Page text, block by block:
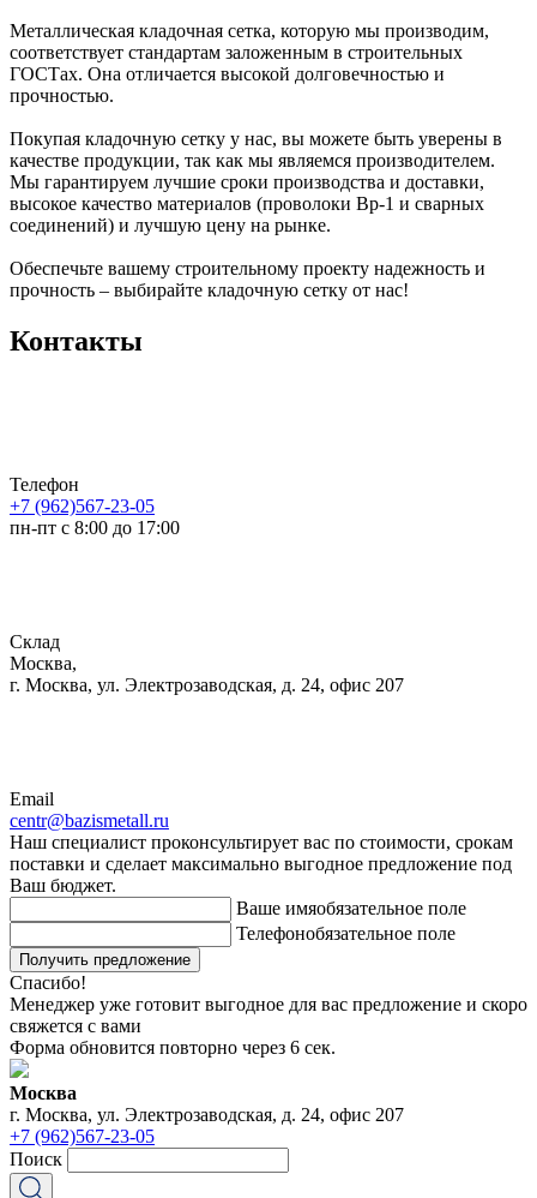
Металлическая кладочная сетка, которую мы производим,
соответствует стандартам заложенным в строительных
ГОСТах. Она отличается высокой долговечностью и
прочностью.
Покупая кладочную сетку у нас, вы можете быть уверены в
качестве продукции, так как мы являемся производителем.
Мы гарантируем лучшие сроки производства и доставки,
высокое качество материалов (проволоки Вр-1 и сварных
соединений) и лучшую цену на рынке.
Обеспечьте вашему строительному проекту надежность и
прочность – выбирайте кладочную сетку от нас!
Контакты
Телефон
+7 (962)567-23-05
пн-пт с 8:00 до 17:00
Склад
Москва,
г. Москва, ул. Электрозаводская, д. 24, офис 207
Email
centr@bazismetall.ru
Наш специалист проконсультирует вас по стоимости, срокам
поставки и сделает максимально выгодное предложение под
Ваш бюджет.
Ваше имяобязательное поле
Телефонобязательное поле
Получить предложение
Спасибо!
Менеджер уже готовит выгодное для вас предложение и скоро
свяжется с вами
Форма обновится повторно через 6 сек.
Москва
г. Москва, ул. Электрозаводская, д. 24, офис 207
+7 (962)567-23-05
Поиск